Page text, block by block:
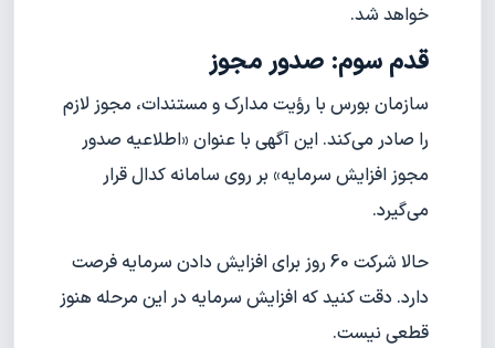
خواهد شد.
قدم سوم: صدور مجوز
سازمان بورس با رؤیت مدارک و مستندات، مجوز لازم
را صادر می‌کند. این آگهی با عنوان «اطلاعیه صدور
مجوز افزایش سرمایه» بر روی سامانه کدال قرار
می‌گیرد.
حالا شرکت 60 روز برای افزایش دادن سرمایه فرصت
دارد. دقت کنید که افزایش سرمایه در این مرحله هنوز
قطعی نیست.